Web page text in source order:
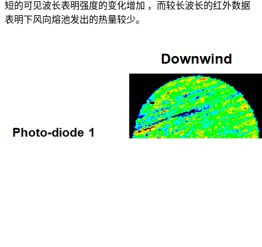
短的可见波长表明强度的变化增加 ，而较长波长的红外数据
表明下风向熔池发出的热量较少。